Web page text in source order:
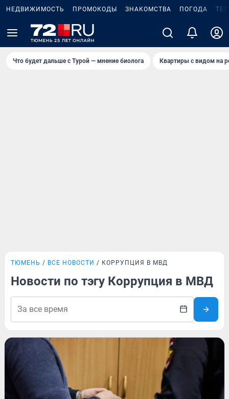
НЕДВИЖИМОСТЬ ПРОМОКОДЫ ЗНАКОМСТВА ПОГОДА
Что будет дальше с Турой — мнение биолога Квартиры с видом на
ТЮМЕНЬ ВСЕ НОВОСТИ КОРРУПЦИЯ В МВД
Новости по тэгу Коррупция в МВД